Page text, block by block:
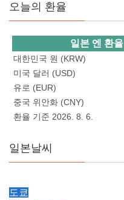
오늘의 환율
일본 엔 환율
대한민국 원 (KRW)
미국 달러 (USD)
유로 (EUR)
중국 위안화 (CNY)
환율 기준 2026. 8. 6.
일본날씨
도쿄